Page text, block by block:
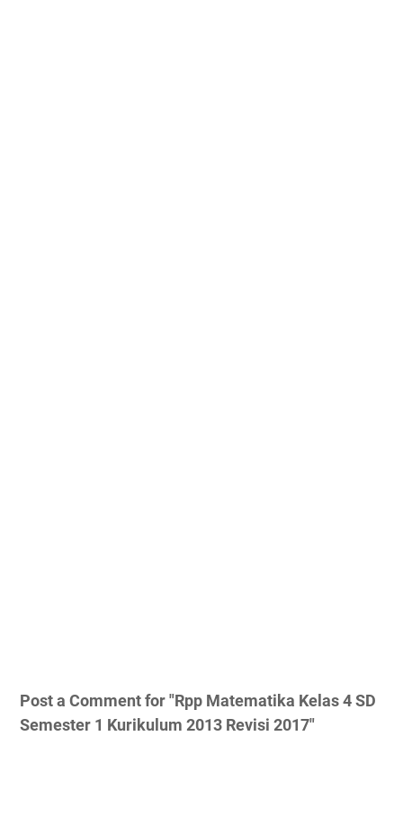
Post a Comment for "Rpp Matematika Kelas 4 SD
Semester 1 Kurikulum 2013 Revisi 2017"